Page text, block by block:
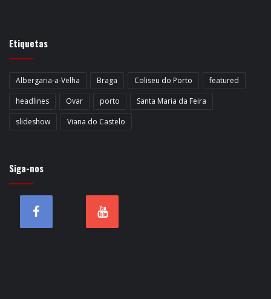
Etiquetas
Albergaria-a-Velha Braga Coliseu do Porto
featured
headlines
Ovar porto
Santa Maria da Feira
slideshow
Viana do Castelo
Siga-nos